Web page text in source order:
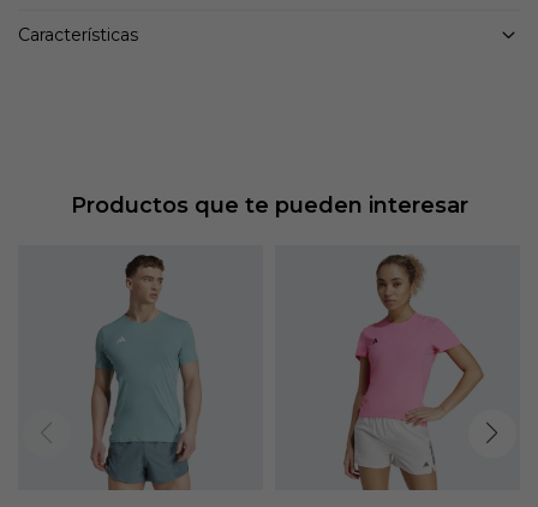
acabar con los residuos plásticos.
AEROREADY
Características
Productos que te pueden interesar